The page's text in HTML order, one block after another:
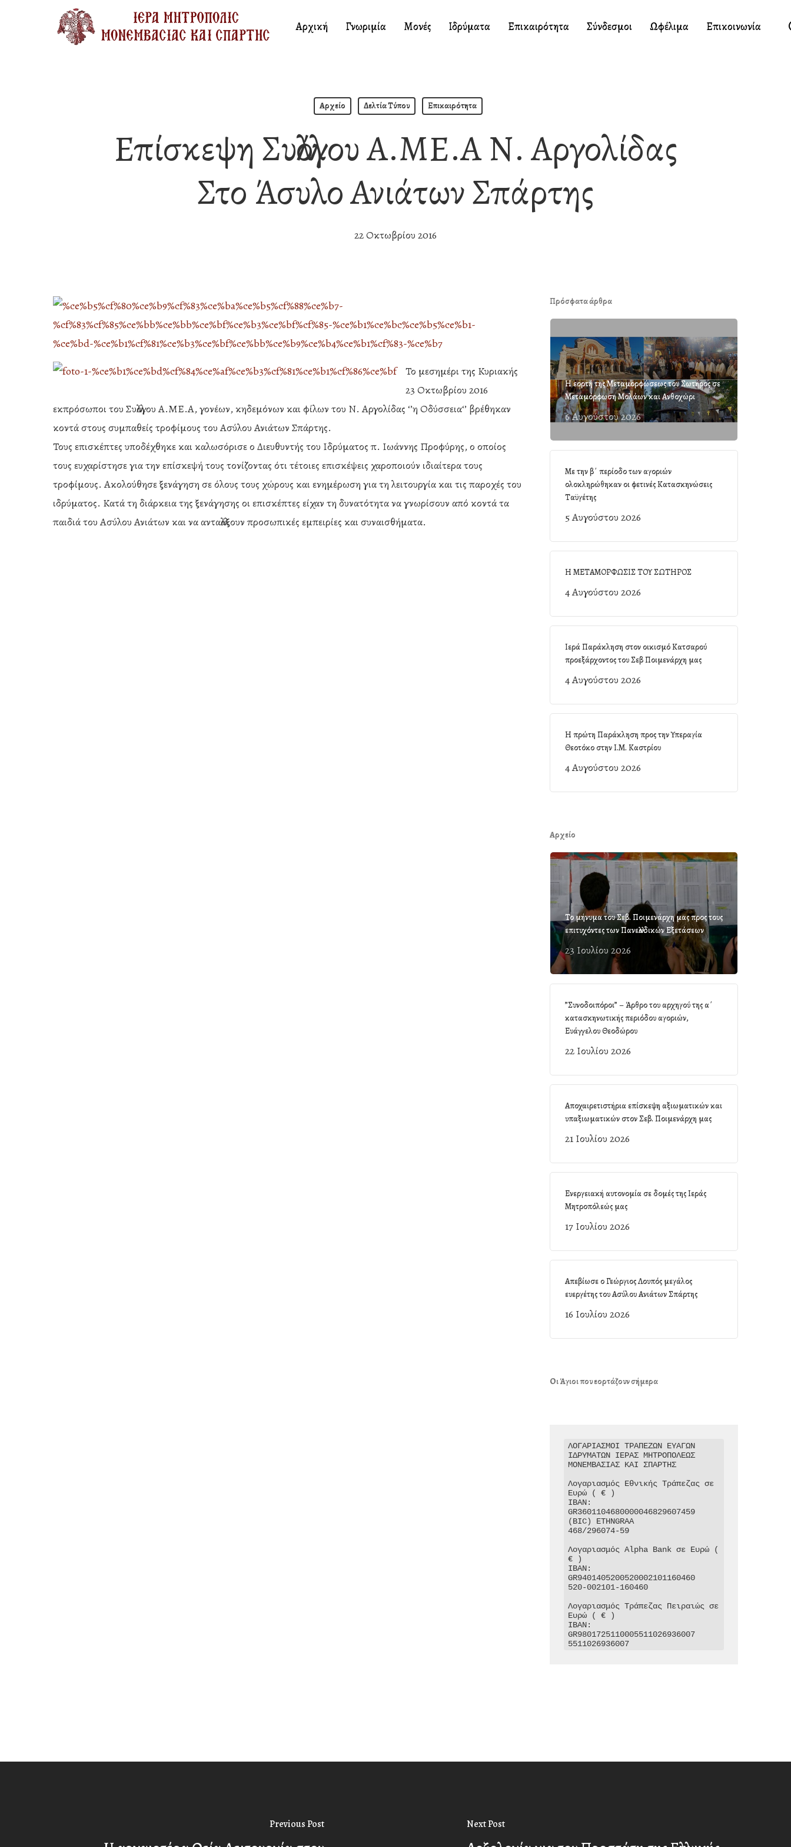
Hit enter to search or ESC to close
Αρχική Γνωριμία Μονές Ιδρύματα Επικαιρότητα Σύνδεσμοι Ωφέλιμα Επικοινωνία
Αρχείο Δελτία Τύπου Επικαιρότητα
Επίσκεψη Συλλόγου Α.ΜΕ.Α Ν. Αργολίδας
Στο Άσυλο Ανιάτων Σπάρτης
22 Οκτωβρίου 2016
Το μεσημέρι της Κυριακής
23 Οκτωβρίου 2016
εκπρόσωποι του Συλλόγου Α.ΜΕ.Α, γονέων, κηδεμόνων και φίλων του Ν. Αργολίδας ‘’η Οδύσσεια‘’ βρέθηκαν
κοντά στους συμπαθείς τροφίμους του Ασύλου Ανιάτων Σπάρτης.
Τους επισκέπτες υποδέχθηκε και καλωσόρισε ο Διευθυντής του Ιδρύματος π. Ιωάννης Προφύρης, ο οποίος
τους ευχαρίστησε για την επίσκεψή τους τονίζοντας ότι τέτοιες επισκέψεις χαροποιούν ιδιαίτερα τους
τροφίμους. Ακολούθησε ξενάγηση σε όλους τους χώρους και ενημέρωση για τη λειτουργία και τις παροχές του
ιδρύματος. Κατά τη διάρκεια της ξενάγησης οι επισκέπτες είχαν τη δυνατότητα να γνωρίσουν από κοντά τα
παιδιά του Ασύλου Ανιάτων και να ανταλλάξουν προσωπικές εμπειρίες και συναισθήματα.
Πρόσφατα άρθρα
Η εορτή της Μεταμορφώσεως του Σωτήρος σε
Μεταμόρφωση Μολάων και Ανθοχώρι
6 Αυγούστου 2026
Με την β΄ περίοδο των αγοριών
ολοκληρώθηκαν οι φετινές Κατασκηνώσεις
Ταϋγέτης
5 Αυγούστου 2026
Η ΜΕΤΑΜΟΡΦΩΣΙΣ ΤΟΥ ΣΩΤΗΡΟΣ
4 Αυγούστου 2026
Ιερά Παράκληση στον οικισμό Κατσαρού
προεξάρχοντος του Σεβ Ποιμενάρχη μας
4 Αυγούστου 2026
Η πρώτη Παράκληση προς την Υπεραγία
Θεοτόκο στην Ι.Μ. Καστρίου
4 Αυγούστου 2026
Αρχείο
Το μήνυμα του Σεβ. Ποιμενάρχη μας προς τους
επιτυχόντες των Πανελλαδικών Εξετάσεων
23 Ιουλίου 2026
”Συνοδοιπόροι” – Άρθρο του αρχηγού της α΄
κατασκηνωτικής περιόδου αγοριών,
Ευάγγελου Θεοδώρου
22 Ιουλίου 2026
Αποχαιρετιστήρια επίσκεψη αξιωματικών και
υπαξιωματικών στον Σεβ. Ποιμενάρχη μας
21 Ιουλίου 2026
Ενεργειακή αυτονομία σε δομές της Ιεράς
Μητροπόλεώς μας
17 Ιουλίου 2026
Απεβίωσε ο Γεώργιος Λουπός μεγάλος
ευεργέτης του Ασύλου Ανιάτων Σπάρτης
16 Ιουλίου 2026
Οι Άγιοι που εορτάζουν σήμερα
ΛΟΓΑΡΙΑΣΜΟΙ ΤΡΑΠΕΖΩΝ ΕΥΑΓΩΝ
ΙΔΡΥΜΑΤΩΝ ΙΕΡΑΣ ΜΗΤΡΟΠΟΛΕΩΣ
ΜΟΝΕΜΒΑΣΙΑΣ ΚΑΙ ΣΠΑΡΤΗΣ
Λογαριασμός Εθνικής Τράπεζας σε
Ευρώ ( € )
IBAN:
GR3601104680000046829607459
(BIC) ETHNGRAA
468/296074-59
Λογαριασμός Alpha Bank σε Ευρώ (
€ )
IBAN:
GR9401405200520002101160460
520-002101-160460
Λογαριασμός Τράπεζας Πειραιώς σε
Ευρώ ( € )
IBAN:
GR9801725110005511026936007
5511026936007
Previous Post Next Post